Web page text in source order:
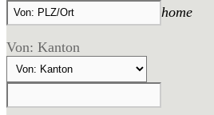
home
Von: Kanton